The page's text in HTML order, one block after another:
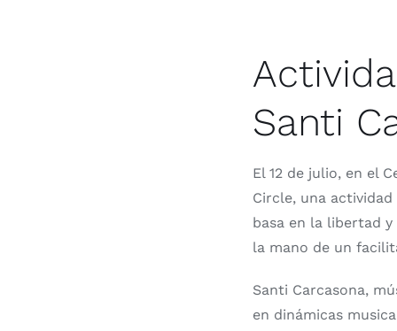
Santi
El 12 de julio, en el
Circle, una
basa en la libertad
la mano de un
Santi Carcasona,
en dinámicas